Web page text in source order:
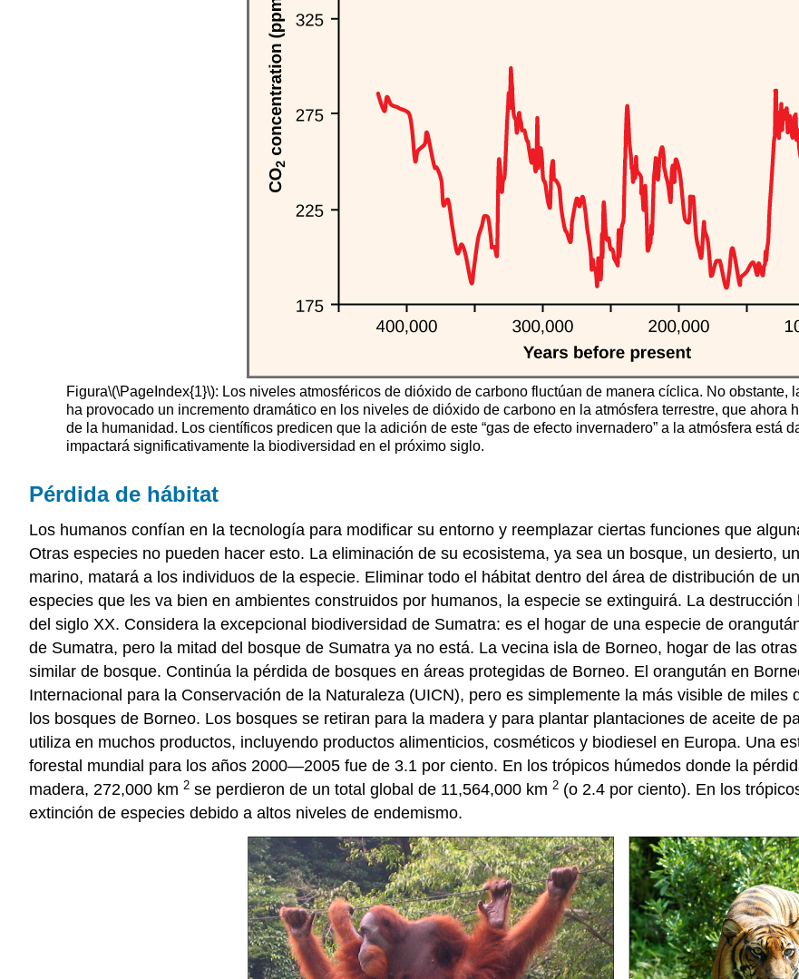
Figura\(\PageIndex{1}\): Los niveles atmosféricos de dióxido de carbono fluctúan de manera cíclica. No
ha provocado un incremento dramático en los niveles de dióxido de carbono en la atmósfera terrestre, que
de la humanidad. Los científicos predicen que la adición de este “gas de efecto invernadero” a la atmósfera está
impactará significativamente la biodiversidad en el próximo siglo.
Pérdida de hábitat
Los humanos confían en la tecnología para modificar su entorno y reemplazar ciertas funciones que
Otras especies no pueden hacer esto. La eliminación de su ecosistema, ya sea un bosque, un desierto,
marino, matará a los individuos de la especie. Eliminar todo el hábitat dentro del área de distribución de
especies que les va bien en ambientes construidos por humanos, la especie se extinguirá. La
del siglo XX. Considera la excepcional biodiversidad de Sumatra: es el hogar de una especie de
de Sumatra, pero la mitad del bosque de Sumatra ya no está. La vecina isla de Borneo, hogar de las
similar de bosque. Continúa la pérdida de bosques en áreas protegidas de Borneo. El orangután en
Internacional para la Conservación de la Naturaleza (UICN), pero es simplemente la más visible de
los bosques de Borneo. Los bosques se retiran para la madera y para plantar plantaciones de aceite de
utiliza en muchos productos, incluyendo productos alimenticios, cosméticos y biodiesel en Europa. Una
forestal mundial para los años 2000—2005 fue de 3.1 por ciento. En los trópicos húmedos donde la
madera, 272,000 km 2 se perdieron de un total global de 11,564,000 km 2 (o 2.4 por ciento). En los
extinción de especies debido a altos niveles de endemismo.